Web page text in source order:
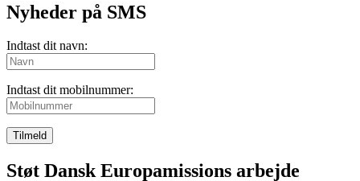
Nyheder på SMS
Indtast dit navn:
Indtast dit mobilnummer:
Tilmeld
Støt Dansk Europamissions arbejde